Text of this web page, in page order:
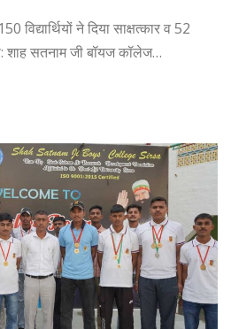
ने दिया साक्षत्कार व 52
शाह सतनाम जी बॉयज कॉलेज…